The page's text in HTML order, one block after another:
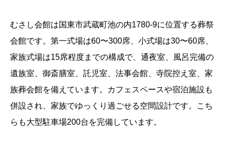
むさし会館は国東市武蔵町池の内1780-9に位置する葬祭
会館です。第一式場は60〜300席、小式場は30〜60席、
家族式場は15席程度までの構成で、通夜室、風呂完備の
遺族室、御斎膳室、託児室、法事会館、寺院控え室、家
族葬会館を備えています。カフェスペースや宿泊施設も
併設され、家族でゆっくり過ごせる空間設計です。こち
らも大型駐車場200台を完備しています。